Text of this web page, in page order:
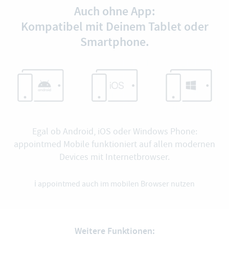
Auch ohne App:
Kompatibel mit Deinem Tablet oder
Smartphone.
Egal ob Android, iOS oder Windows Phone:
appointmed Mobile funktioniert auf allen modernen
Devices mit Internetbrowser.
ℹ️ appointmed auch im mobilen Browser nutzen
Weitere Funktionen: